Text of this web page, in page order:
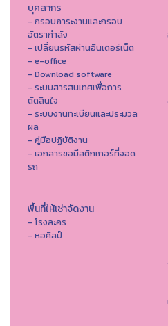
บุคลากร
- กรอบภาระงานและกรอบ
อัตรากำลัง
- เปลี่ยนรหัสผ่านอินเตอร์เน็ต
- e-office
- Download software
- ระบบสารสนเทศเพื่อการ
ตัดสินใจ
- ระบบงานทะเบียนและประมวล
ผล
- คู่มือปฏิบัติงาน
- เอกสารขอมีสติกเกอร์ที่จอด
รถ
พื้นที่ให้เช่าจัดงาน
- โรงละคร
- หอศิลป์